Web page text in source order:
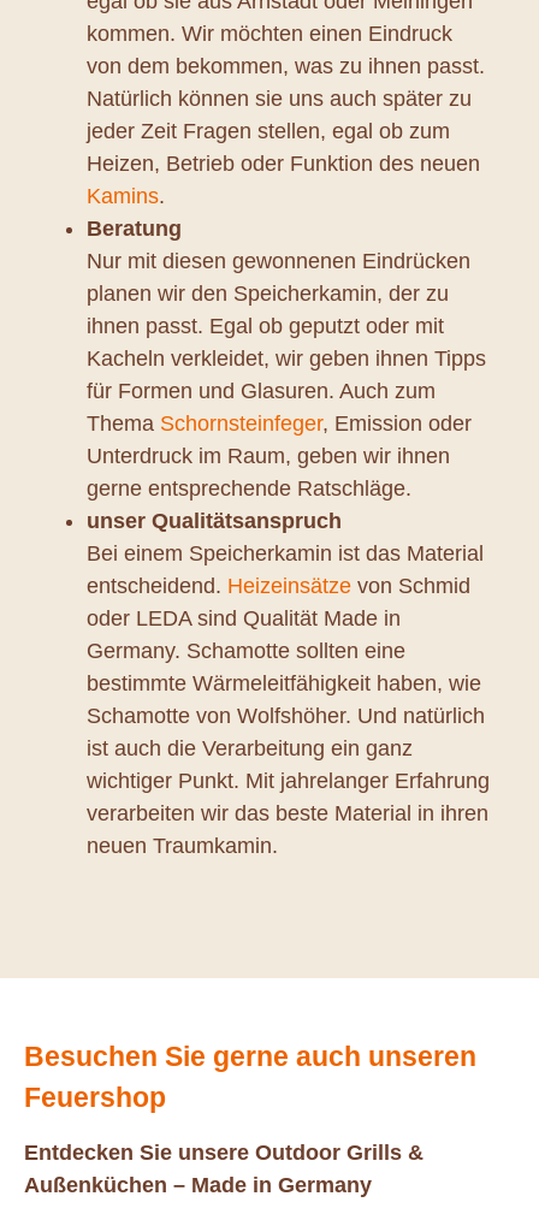
kommen. Wir möchten einen Eindruck
von dem bekommen, was zu ihnen passt.
Natürlich können sie uns auch später zu
jeder Zeit Fragen stellen, egal ob zum
Heizen, Betrieb oder Funktion des neuen
Kamins.
Beratung
Nur mit diesen gewonnenen Eindrücken
planen wir den Speicherkamin, der zu
ihnen passt. Egal ob geputzt oder mit
Kacheln verkleidet, wir geben ihnen Tipps
für Formen und Glasuren. Auch zum
Thema Schornsteinfeger, Emission oder
Unterdruck im Raum, geben wir ihnen
gerne entsprechende Ratschläge.
unser Qualitätsanspruch
Bei einem Speicherkamin ist das Material
entscheidend. Heizeinsätze von Schmid
oder LEDA sind Qualität Made in
Germany. Schamotte sollten eine
bestimmte Wärmeleitfähigkeit haben, wie
Schamotte von Wolfshöher. Und natürlich
ist auch die Verarbeitung ein ganz
wichtiger Punkt. Mit jahrelanger Erfahrung
verarbeiten wir das beste Material in ihren
neuen Traumkamin.
Besuchen Sie gerne auch unseren
Feuershop
Entdecken Sie unsere Outdoor Grills &
Außenküchen – Made in Germany